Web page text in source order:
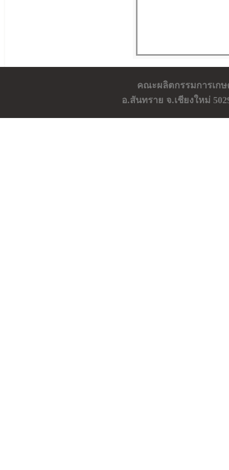
คณะผลิตกรรมการเก
อ.สันทราย จ.เชียงใหม่